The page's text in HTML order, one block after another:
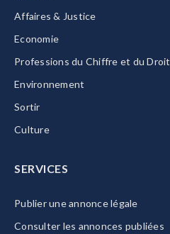
Affaires & Justice
Economie
Professions du Chiffre et du Droit
Environnement
Sortir
Culture
SERVICES
Publier une annonce légale
Consulter les annonces publiées